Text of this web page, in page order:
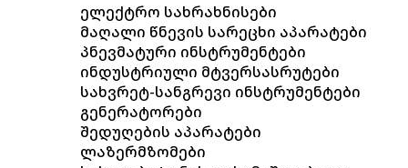
ელექტრო სახრახნისები
მაღალი წნევის სარეცხი აპარატები
პნევმატური ინსტრუმენტები
ინდუსტრიული მტვერსასრუტები
სახვრეტ-სანგრევი ინსტრუმენტები
გენერატორები
შედუღების აპარატები
ლაზერმზომები